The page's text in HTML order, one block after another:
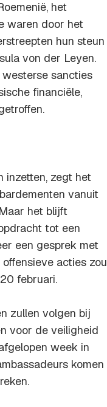
het
waren door het
hun steun
von der Leyen.
sancties
financiële,
inzetten, zegt het
vanuit
het blijft
tot een
een gesprek met
acties zou
februari.
zullen volgen bij
voor de veiligheid
week in
komen